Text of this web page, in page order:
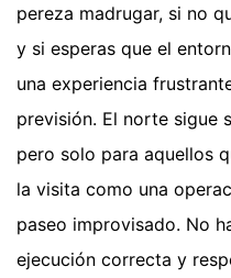
pereza madrugar, si no
y si esperas que el
una experiencia
previsión. El norte sigue
pero solo para aquellos
la visita como una
paseo improvisado. No
ejecución correcta y